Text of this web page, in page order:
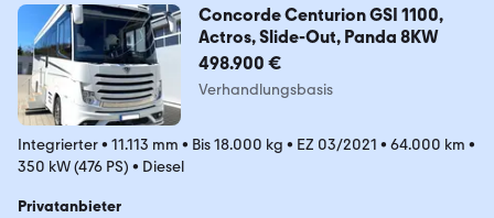
Concorde Centurion GSI 1100,
Actros, Slide-Out, Panda 8KW
498.900 €
Verhandlungsbasis
Integrierter• 11.113 mm • Bis 18.000 kg • EZ 03/2021 • 64.000 km •
350 kW (476 PS) • Diesel
Privatanbieter